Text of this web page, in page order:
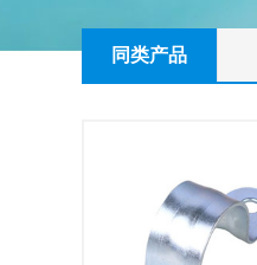
同类产品